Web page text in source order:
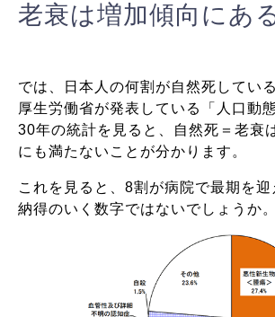
老衰は増加傾向にあ
では、日本人の何割が自然死してい
厚生労働省が発表している「人口動
30年の統計を見ると、自然死＝老衰
にも満たないことが分かります。
これを見ると、8割が病院で最期を迎
納得のいく数字ではないでしょうか。